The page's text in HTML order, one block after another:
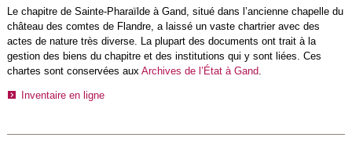
Le chapitre de Sainte-Pharaïlde à Gand, situé dans l’ancienne chapelle du
château des comtes de Flandre, a laissé un vaste chartrier avec des
actes de nature très diverse. La plupart des documents ont trait à la
gestion des biens du chapitre et des institutions qui y sont liées. Ces
chartes sont conservées aux Archives de l’État à Gand.
Inventaire en ligne